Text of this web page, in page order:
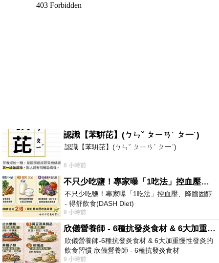
認識【苯騈芘】(ㄅㄣˇ ㄆㄧㄢˊ ㄆ一ˊ)
認識【苯騈芘】(ㄅㄣˇ ㄆㄧㄢˊ ㄆ一ˊ)
8 小時前
不只少吃鹽！專家曝「1吃法」控血壓、降膽固醇 - 得舒飲食(DASH Diet)
不只少吃鹽！專家曝「1吃法」控血壓、降膽固醇
- 得舒飲食(DASH Diet)
https://www.facebook.com/dietitiansophia/posts/
9 小時前
欣儀營養師 - 6種抗發炎食材 & 6大加重慢性發炎的飲食習慣
欣儀營養師-6種抗發炎食材 & 6大加重慢性發炎的
飲食習慣 欣儀營養師 - 6種抗發炎食材
https://www.facebook.com/photo/?fbid=147
9 小時前